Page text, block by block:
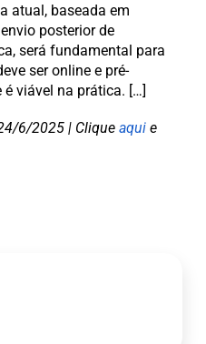
atual, baseada em
posterior de
será fundamental para
ser online e pré-
é viável na prática. […]
6/2025 | Clique aqui e